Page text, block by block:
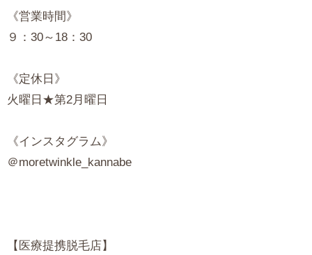
《営業時間》
９：30～18：30
《定休日》
火曜日★第2月曜日
《インスタグラム》
＠moretwinkle_kannabe
【医療提携脱毛店】